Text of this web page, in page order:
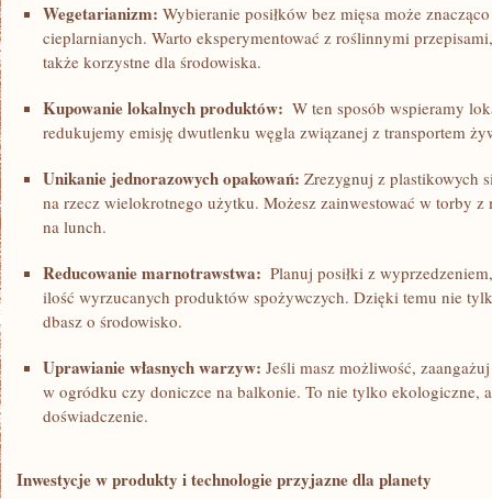
Wegetarianizm: Wybieranie posiłków bez mięsa może
cieplarnianych. Warto eksperymentować⁢ z roślinnymi
także ‌korzystne dla środowiska.
Kupowanie lokalnych ⁢produktów:
W ⁤ten⁣ sposób⁢ wspieramy
redukujemy emisję dwutlenku węgla związanej z ⁤transportem‍
Unikanie jednorazowych⁣ opakowań: Zrezygnuj z plastikowych
na‌ rzecz wielokrotnego⁢ użytku. Możesz zainwestować w torby z
na lunch.
Reducowanie ⁣marnotrawstwa:
Planuj ‍posiłki z⁤
ilość wyrzucanych produktów spożywczych. Dzięki⁣ temu nie
dbasz o środowisko.
Uprawianie własnych warzyw: Jeśli masz możliwość,⁤
w‍ ogródku czy doniczce na ⁢balkonie. To nie ‌tylko ekologiczne,
doświadczenie.
Inwestycje‌ w produkty i technologie ⁤przyjazne dla planety